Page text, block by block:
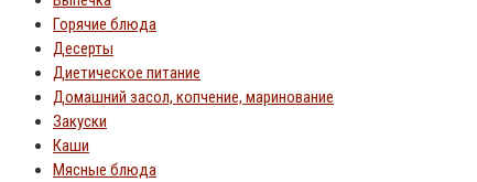
Горячие блюда
Десерты
Диетическое питание
Домашний засол, копчение, маринование
Закуски
Каши
Мясные блюда